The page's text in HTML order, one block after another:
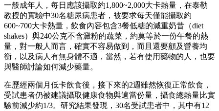
一般成年人，每日應該攝取約1,800~2,000大卡熱量，在泰勒
教授的實驗中30名糖尿病患者，被要求每天僅能攝取約
600~700大卡熱量，飲食內容包含3餐低糖的減重奶昔（diet
shakes）與240公克不含澱粉的蔬菜，約莫等於一份午餐的熱
量，對一般人而言，確實不容易做到，而且還要顧及營養均
衡，以及病人有無身體不適，當然，若有使用藥物的人，也要
與醫師討論如何減少藥量。
在歷經兩個月低卡飲食後，接下來的2週雖然恢復正常飲食，
受試患者仍被建議攝取健康食物與適當份量，攝食總熱量比實
驗前減少約1/3。研究結果發現，30名受試患者中，其中有12